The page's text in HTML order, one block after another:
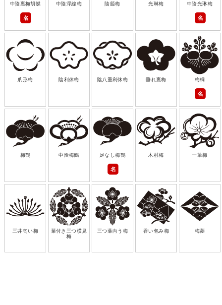
中陰裏梅胡蝶
名
中陰浮線梅 陰箙梅 光琳梅 中陰光琳梅
名
爪形梅 陰利休梅 陰八重利休梅 垂れ裏梅 梅桐
名
梅鶴 中陰梅鶴 足なし梅鶴
名
木村梅 一筆梅
三井匂い梅
葉付き三つ横見
梅
三つ葉向う梅 香い包み梅 梅菱